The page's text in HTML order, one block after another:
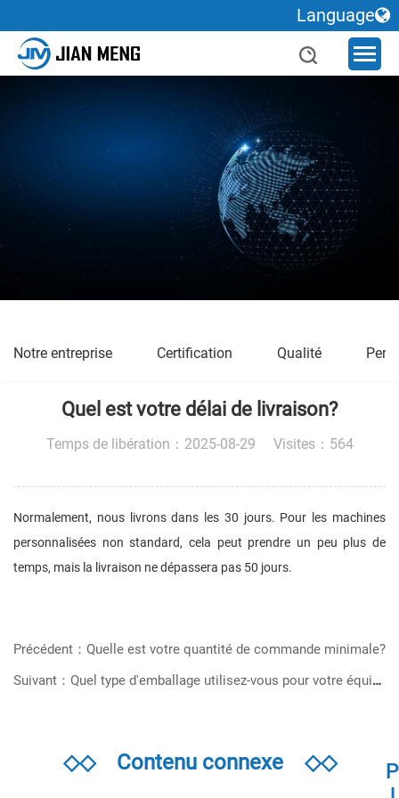
Notre entreprise Certification Qualité
Quel est votre délai de livraison?
Temps de libération：2025-08-29 Visites：564
Normalement, nous livrons dans les 30 jours. Pour les machines
personnalisées non standard, cela peut prendre un peu plus de
temps, mais la livraison ne dépassera pas 50 jours.
Précédent：Quelle est votre quantité de commande minimale?
Suivant：Quel type d'emballage utilisez-vous pour votre équipement?
◇◇Contenu connexe ◇◇
P
Language